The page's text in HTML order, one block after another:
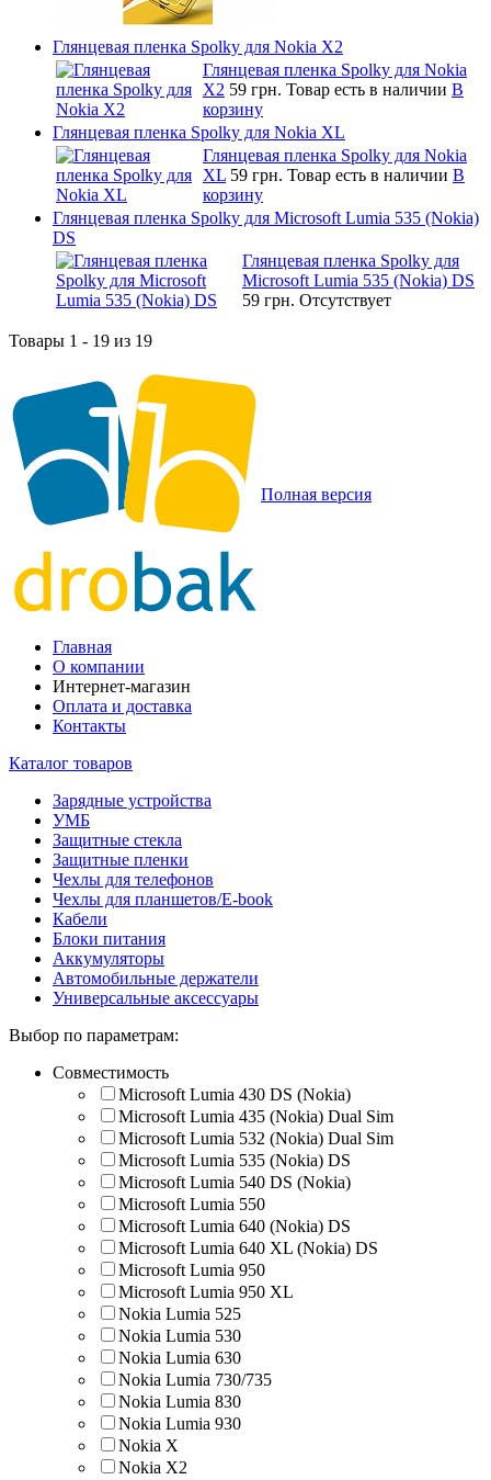
Глянцевая пленка Spolky для Nokia X2
Глянцевая пленка Spolky для Nokia
X2 59 грн. Товар есть в наличии В
корзину
Глянцевая пленка Spolky для Nokia XL
Глянцевая пленка Spolky для Nokia
XL 59 грн. Товар есть в наличии В
корзину
Глянцевая пленка Spolky для Microsoft Lumia 535 (Nokia)
DS
Глянцевая пленка Spolky для
Microsoft Lumia 535 (Nokia) DS
59 грн. Отсутствует
Товары 1 - 19 из 19
Полная версия
Главная
О компании
Интернет-магазин
Оплата и доставка
Контакты
Каталог товаров
Зарядные устройства
УМБ
Защитные стекла
Защитные пленки
Чехлы для телефонов
Чехлы для планшетов/E-book
Кабели
Блоки питания
Аккумуляторы
Автомобильные держатели
Универсальные аксессуары
Выбор по параметрам:
Совместимость
Microsoft Lumia 430 DS (Nokia)
Microsoft Lumia 435 (Nokia) Dual Sim
Microsoft Lumia 532 (Nokia) Dual Sim
Microsoft Lumia 535 (Nokia) DS
Microsoft Lumia 540 DS (Nokia)
Microsoft Lumia 550
Microsoft Lumia 640 (Nokia) DS
Microsoft Lumia 640 XL (Nokia) DS
Microsoft Lumia 950
Microsoft Lumia 950 XL
Nokia Lumia 525
Nokia Lumia 530
Nokia Lumia 630
Nokia Lumia 730/735
Nokia Lumia 830
Nokia Lumia 930
Nokia X
Nokia X2